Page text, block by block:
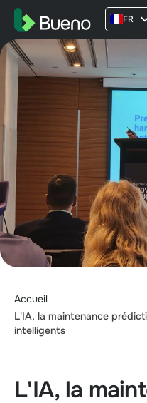
FR
AU
UK
Accueil
L'IA, la maintenance
intelligents
L'IA, la